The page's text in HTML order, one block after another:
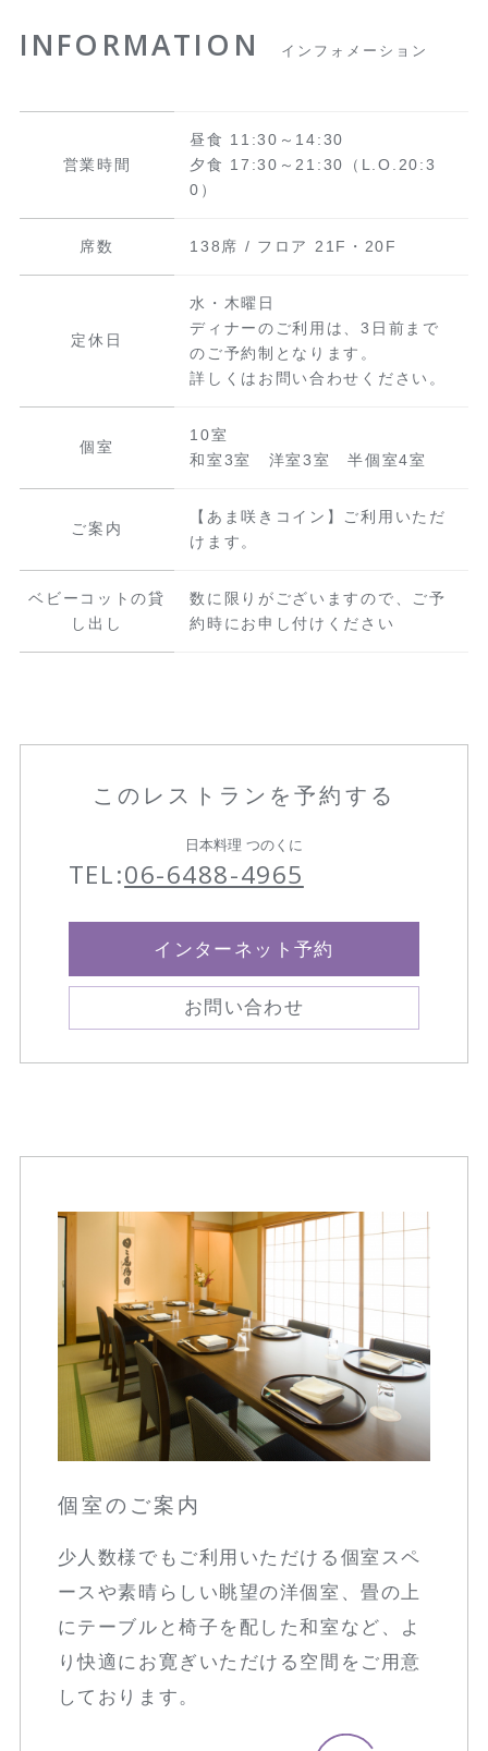
INFORMATION インフォメーション
営業時間
昼食 11:30～14:30
夕食 17:30～21:30（L.O.20:3
0）
席数 138席 / フロア 21F・20F
定休日
水・木曜日
ディナーのご利用は、3日前まで
のご予約制となります。
詳しくはお問い合わせください。
個室
10室
和室3室 洋室3室 半個室4室
ご案内
【あま咲きコイン】ご利用いただ
けます。
ベビーコットの貸
し出し
数に限りがございますので、ご予
約時にお申し付けください
このレストランを予約する
日本料理 つのくに
TEL:06-6488-4965
インターネット予約
お問い合わせ
個室のご案内
少人数様でもご利用いただける個室スペ
ースや素晴らしい眺望の洋個室、畳の上
にテーブルと椅子を配した和室など、よ
り快適にお寛ぎいただける空間をご用意
しております。